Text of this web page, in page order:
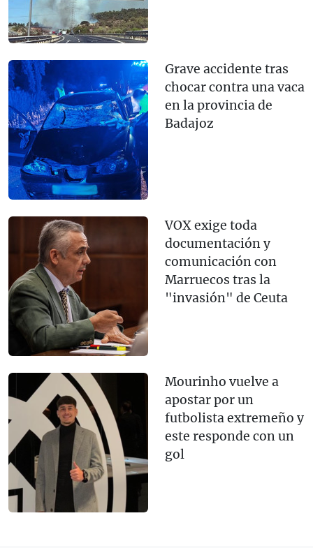
Grave accidente tras
chocar contra una vaca
en la provincia de
Badajoz
VOX exige toda
documentación y
comunicación con
Marruecos tras la
"invasión" de Ceuta
Mourinho vuelve a
apostar por un
futbolista extremeño y
este responde con un
gol